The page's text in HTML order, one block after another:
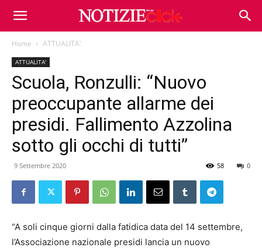
Home ATTUALITA'
ATTUALITA'
Scuola, Ronzulli: “Nuovo
preoccupante allarme dei
presidi. Fallimento Azzolina
sotto gli occhi di tutti”
9 Settembre 2020 0
58
“A soli cinque giorni dalla fatidica data del 14 settembre,
l’Associazione nazionale presidi lancia un nuovo